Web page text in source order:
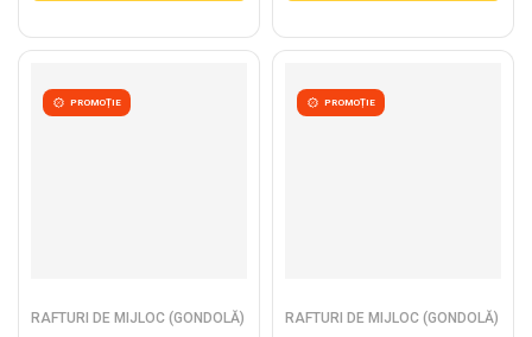
PROMOȚIE
RAFTURI DE MIJLOC (GONDOLĂ)
PROMOȚIE
RAFTURI DE MIJLOC (GONDOLĂ)